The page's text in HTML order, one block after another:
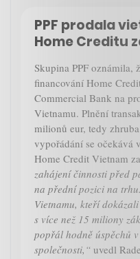
PPF prodala
Home Creditu
Skupina PPF oznámila,
financování Home
Commercial Bank na
Vietnamu. Plnění
milionů eur, tedy
vypořádání se očekává
Home Credit Vietnam
zahájení činnosti před
na přední pozici na
Vietnamu, kteří
s více než 15 miliony
popřál hodně úspěchů
společnosti,“ uvedl